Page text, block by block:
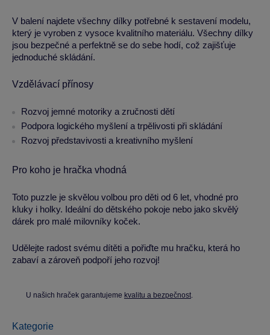
V balení najdete všechny dílky potřebné k sestavení modelu,
který je vyroben z vysoce kvalitního materiálu. Všechny dílky
jsou bezpečné a perfektně se do sebe hodí, což zajišťuje
jednoduché skládání.
Vzdělávací přínosy
Rozvoj jemné motoriky a zručnosti dětí
Podpora logického myšlení a trpělivosti při skládání
Rozvoj představivosti a kreativního myšlení
Pro koho je hračka vhodná
Toto puzzle je skvělou volbou pro děti od 6 let, vhodné pro
kluky i holky. Ideální do dětského pokoje nebo jako skvělý
dárek pro malé milovníky koček.
Udělejte radost svému dítěti a pořiďte mu hračku, která ho
zabaví a zároveň podpoří jeho rozvoj!
U našich hraček garantujeme kvalitu a bezpečnost.
Kategorie